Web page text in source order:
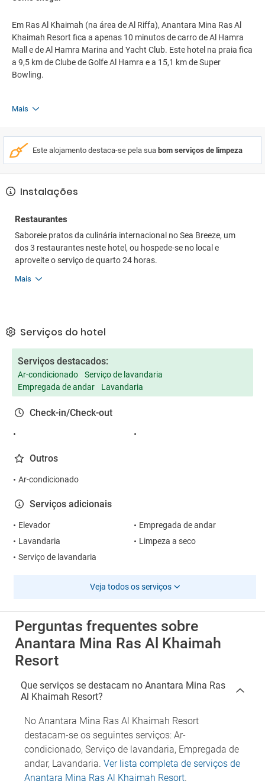
Em Ras Al Khaimah (na área de Al Riffa), Anantara Mina Ras Al
Khaimah Resort fica a apenas 10 minutos de carro de Al Hamra
Mall e de Al Hamra Marina and Yacht Club. Este hotel na praia fica
a 9,5 km de Clube de Golfe Al Hamra e a 15,1 km de Super
Bowling.
Mais
Este alojamento destaca-se pela sua bom serviços de limpeza
Instalações
Restaurantes
Saboreie pratos da culinária internacional no Sea Breeze, um
dos 3 restaurantes neste hotel, ou hospede-se no local e
aproveite o serviço de quarto 24 horas.
Mais
Serviços do hotel
Serviços destacados:
Ar-condicionado
Serviço de lavandaria
Empregada de andar
Lavandaria
Check-in/Check-out
Outros
Ar-condicionado
Serviços adicionais
Elevador
Empregada de andar
Lavandaria
Limpeza a seco
Serviço de lavandaria
Veja todos os serviços
Perguntas frequentes sobre
Anantara Mina Ras Al Khaimah
Resort
Que serviços se destacam no Anantara Mina Ras
Al Khaimah Resort?
No Anantara Mina Ras Al Khaimah Resort
destacam-se os seguintes serviços: Ar-
condicionado, Serviço de lavandaria, Empregada de
andar, Lavandaria. Ver lista completa de serviços de
Anantara Mina Ras Al Khaimah Resort.